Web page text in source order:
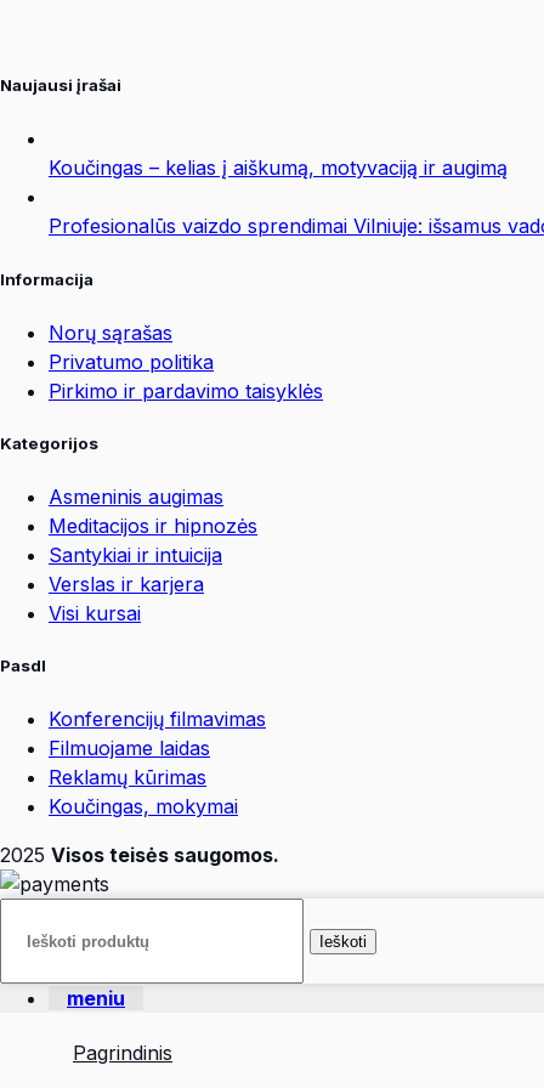
Naujausi įrašai
Koučingas – kelias į aiškumą, motyvaciją ir augimą
Profesionalūs vaizdo sprendimai Vilniuje: išsamus
Informacija
Norų sąrašas
Privatumo politika
Pirkimo ir pardavimo taisyklės
Kategorijos
Asmeninis augimas
Meditacijos ir hipnozės
Santykiai ir intuicija
Verslas ir karjera
Visi kursai
Pasdl
Konferencijų filmavimas
Filmuojame laidas
Reklamų kūrimas
Koučingas, mokymai
2025 Visos teisės saugomos.
Ieškoti
meniu
Pagrindinis